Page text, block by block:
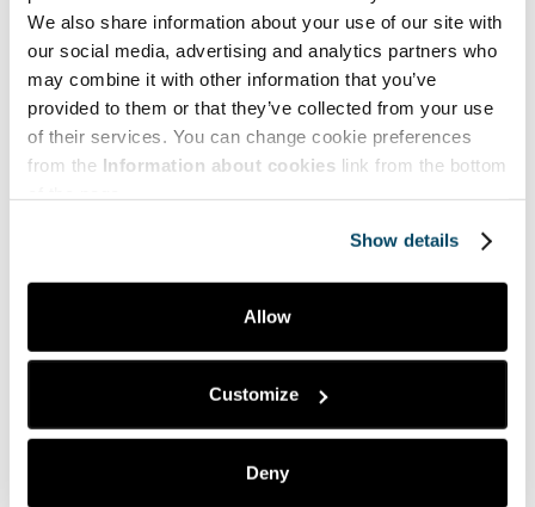
We also share information about your use of our site with
our social media, advertising and analytics partners who
may combine it with other information that you’ve
provided to them or that they’ve collected from your use
of their services. You can change cookie preferences
from the Information about cookies link from the bottom
Show details
Allow
Customize
Deny
näkemystä tulevat jatkossakin olemaan kullanarvoisia
työnantajilleen.
Sen sijaan, että ostaja turvautuisi esimerkiksi
myyntiedustajiin saadakseen tuoteinformaatiota, he
tekevät usein omaa tutkimustaan jo paljon ennen
kuin myyntiedustaja edes kuulee heistä
ensimmäistä kertaa.
kertoo, että he kokivat viimeisimmän edustamalleen
yritykselle toteutetun hankinnan olleen erittäin
ostoryhmään kuuluu samaisen selvityksen mukaan
joista jokainen pohjaa näkemyksensä neljästä viiteen
itsenäisesti hankittuun tietolähteeseen. Mitä tämä